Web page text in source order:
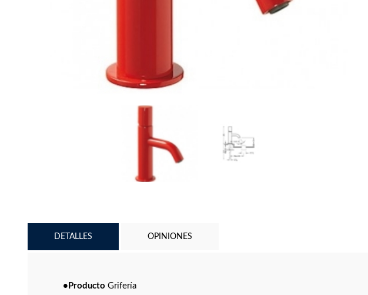
DETALLES OPINIONES
•Producto Grifería